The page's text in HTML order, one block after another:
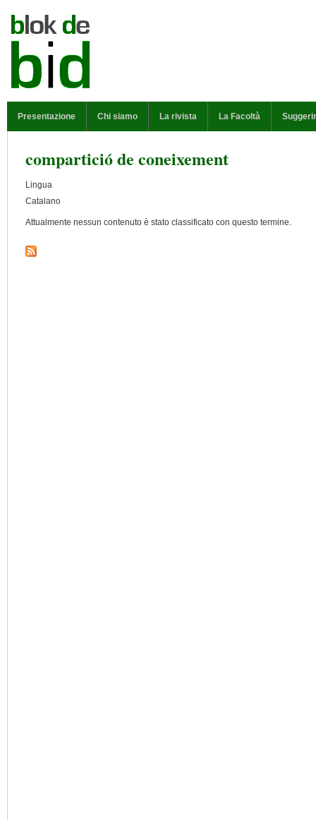
Presentazione Chi siamo La rivista La Facoltà
compartició de coneixement
Lingua
Catalano
Attualmente nessun contenuto è stato classificato con questo termine.